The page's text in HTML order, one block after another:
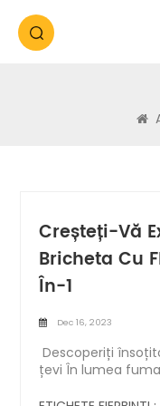
Creșteți-Vă
Bricheta Cu
În-1
Dec 16, 2023
Descoperiți
țevi În lumea